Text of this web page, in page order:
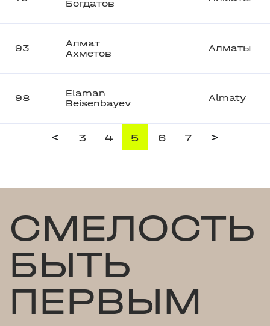
Богдатов
93
Алмат
Ахметов
Алматы
98
Elaman
Beisenbayev
Almaty
< 3 4 5 6 7 >
СМЕЛОСТЬ
БЫТЬ
ПЕРВЫМ